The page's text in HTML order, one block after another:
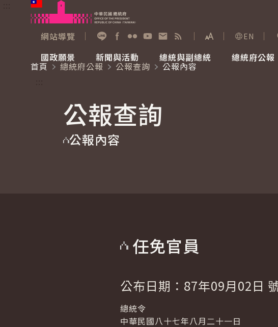
跳到主要內容
網站導覽
展開字級選單
EN
國政願景
國家氣候變遷對策委員會
重要談話
新聞與活動
總統府新聞
影音頻道
總統與副總統
賴清德總統
總統府公報
首頁 總統府公報 公報查詢
公報內容
公報查詢
公報內容
任免官員
公布日期：87年09月02日
總統令
中華民國八十七年八月二十一日